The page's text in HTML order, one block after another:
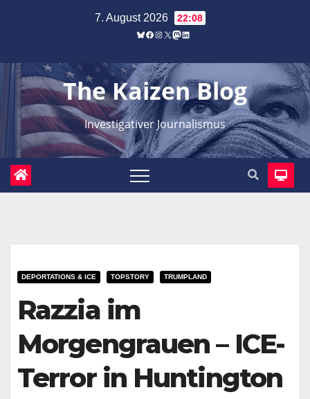
7. August 2026 22:08
Bluesky
Facebook
Instagram
X Mastodon
LinkedIn
The Kaizen Blog
Investigativer Journalismus
DEPORTATIONS & ICE TOPSTORY TRUMPLAND
Razzia im
Morgengrauen – ICE-
Terror in Huntington